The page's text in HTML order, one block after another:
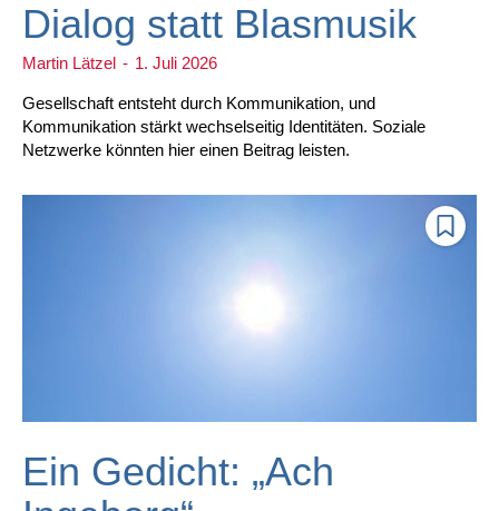
Dialog statt Blasmusik
Martin Lätzel - 1. Juli 2026
Gesellschaft entsteht durch Kommunikation, und
Kommunikation stärkt wechselseitig Identitäten. Soziale
Netzwerke könnten hier einen Beitrag leisten.
Ein Gedicht: „Ach